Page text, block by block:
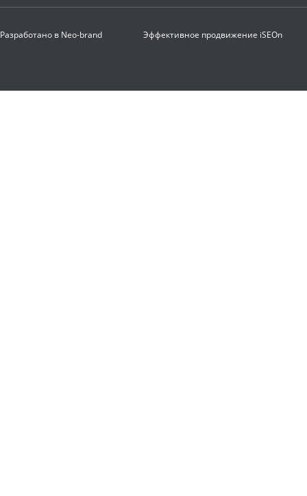
Разработано в Neo-brand Эффективное продвижение iSEOn